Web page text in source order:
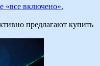
«все включено».
предлагают купить